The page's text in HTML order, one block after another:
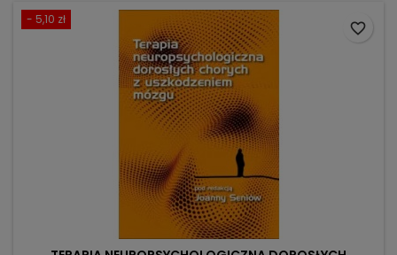
- 5,10 zł
favorite_border